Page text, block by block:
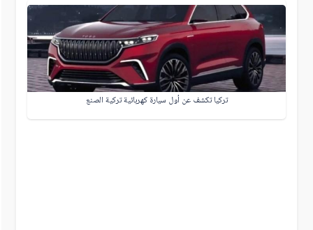
تركيا تكشف عن أول سيارة كهربائية تركية الصنع